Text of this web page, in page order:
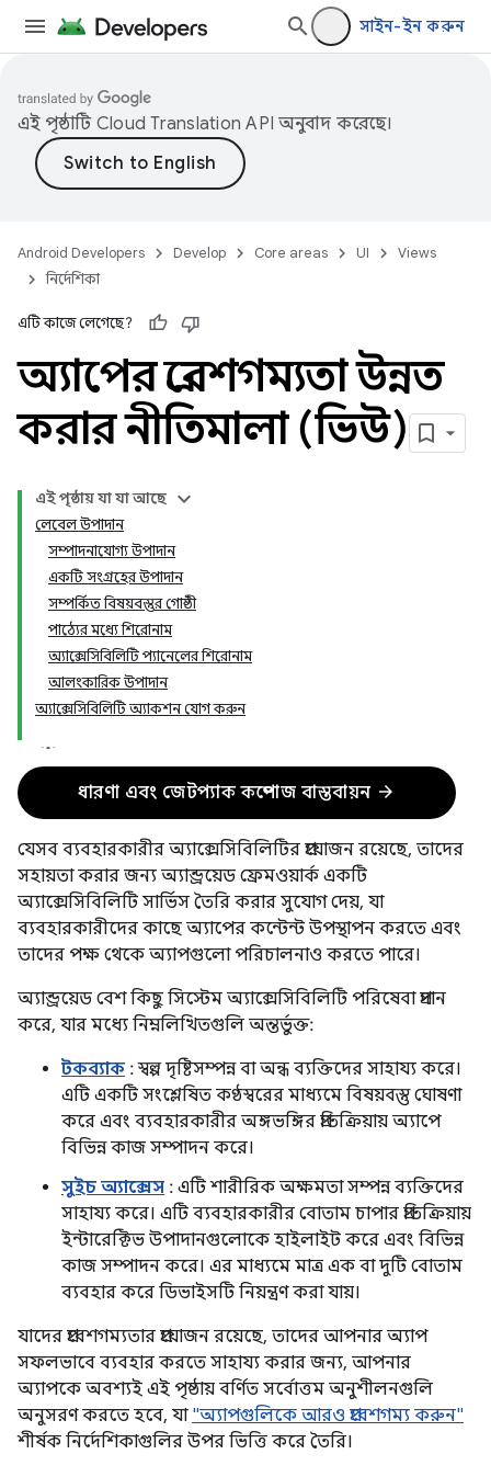
সাইন-ইন করুন
এই পৃষ্ঠাটি Cloud Translation API অনুবাদ করেছে।
Android Developers Develop Core areas UI
Views
নির্দেশিকা
এটি কাজে লেগেছে?
অ্যাপের প্রবেশগম্যতা উন্নত
করার নীতিমালা (ভিউ)
এই পৃষ্ঠায় যা যা আছে
লেবেল উপাদান
সম্পাদনাযোগ্য উপাদান
একটি সংগ্রহের উপাদান
সম্পর্কিত বিষয়বস্তুর গোষ্ঠী
পাঠ্যের মধ্যে শিরোনাম
অ্যাক্সেসিবিলিটি প্যানেলের শিরোনাম
আলংকারিক উপাদান
অ্যাক্সেসিবিলিটি অ্যাকশন যোগ করুন
ধারণা এবং জেটপ্যাক কম্পোজ বাস্তবায়ন arrow_forward
যেসব ব্যবহারকারীর অ্যাক্সেসিবিলিটির প্রয়োজন রয়েছে, তাদের
সহায়তা করার জন্য অ্যান্ড্রয়েড ফ্রেমওয়ার্ক একটি
অ্যাক্সেসিবিলিটি সার্ভিস তৈরি করার সুযোগ দেয়, যা
ব্যবহারকারীদের কাছে অ্যাপের কন্টেন্ট উপস্থাপন করতে এবং
তাদের পক্ষ থেকে অ্যাপগুলো পরিচালনাও করতে পারে।
অ্যান্ড্রয়েড বেশ কিছু সিস্টেম অ্যাক্সেসিবিলিটি পরিষেবা প্রদান
করে, যার মধ্যে নিম্নলিখিতগুলি অন্তর্ভুক্ত:
টকব্যাক : স্বল্প দৃষ্টিসম্পন্ন বা অন্ধ ব্যক্তিদের সাহায্য করে।
এটি একটি সংশ্লেষিত কণ্ঠস্বরের মাধ্যমে বিষয়বস্তু ঘোষণা
করে এবং ব্যবহারকারীর অঙ্গভঙ্গির প্রতিক্রিয়ায় অ্যাপে
বিভিন্ন কাজ সম্পাদন করে।
সুইচ অ্যাক্সেস : এটি শারীরিক অক্ষমতা সম্পন্ন ব্যক্তিদের
সাহায্য করে। এটি ব্যবহারকারীর বোতাম চাপার প্রতিক্রিয়ায়
ইন্টারেক্টিভ উপাদানগুলোকে হাইলাইট করে এবং বিভিন্ন
কাজ সম্পাদন করে। এর মাধ্যমে মাত্র এক বা দুটি বোতাম
ব্যবহার করে ডিভাইসটি নিয়ন্ত্রণ করা যায়।
যাদের প্রবেশগম্যতার প্রয়োজন রয়েছে, তাদের আপনার অ্যাপ
সফলভাবে ব্যবহার করতে সাহায্য করার জন্য, আপনার
অ্যাপকে অবশ্যই এই পৃষ্ঠায় বর্ণিত সর্বোত্তম অনুশীলনগুলি
অনুসরণ করতে হবে, যা "অ্যাপগুলিকে আরও প্রবেশগম্য করুন"
শীর্ষক নির্দেশিকাগুলির উপর ভিত্তি করে তৈরি।